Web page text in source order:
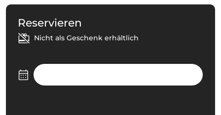
Reservieren
Nicht als Geschenk erhältlich